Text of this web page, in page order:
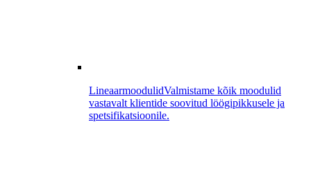
LineaarmoodulidValmistame kõik moodulid
vastavalt klientide soovitud löögipikkusele ja
spetsifikatsioonile.